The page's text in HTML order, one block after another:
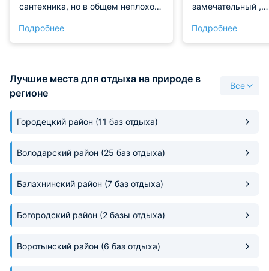
сантехника, но в общем неплохо.
близость отеля к дороге
значительно ухудшает настроение
и кондиционером, возможно, это
не помеха. Есть что улучшать. Но
вкусно, возможно дороговаты
но обед - стоимость доступная.
Подробнее
замечательный ,
доме чудесное
недорого. В
просторный
Подробнее
Лучшие места для отдыха на природе в
регионе
Все
Городецкий район (11 баз отдыха)
Володарский район (25 баз отдыха)
Балахнинский район (7 баз отдыха)
Богородский район (2 базы отдыха)
Воротынский район (6 баз отдыха)